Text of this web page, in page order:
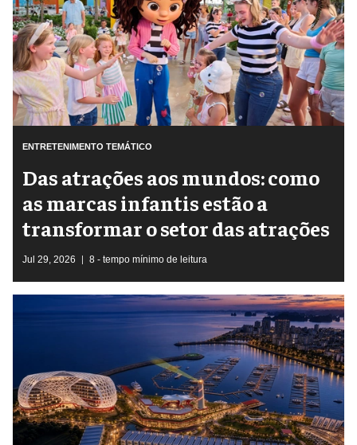
ENTRETENIMENTO TEMÁTICO
Das atrações aos mundos: como
as marcas infantis estão a
transformar o setor das atrações
Jul 29, 2026 8 - tempo mínimo de leitura